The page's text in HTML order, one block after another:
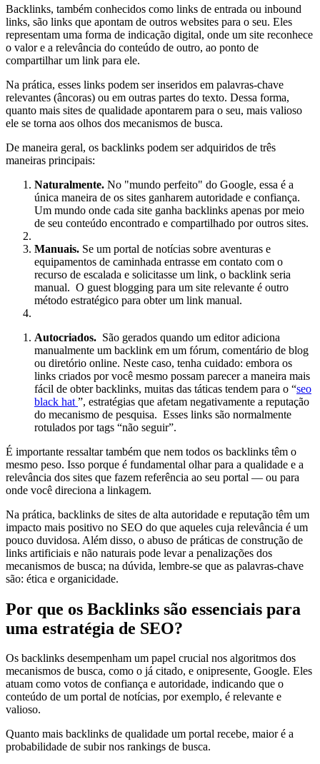
Backlinks, também conhecidos como links de entrada ou inbound
links, são links que apontam de outros websites para o seu. Eles
representam uma forma de indicação digital, onde um site reconhece
o valor e a relevância do conteúdo de outro, ao ponto de
compartilhar um link para ele.
Na prática, esses links podem ser inseridos em palavras-chave
relevantes (âncoras) ou em outras partes do texto. Dessa forma,
quanto mais sites de qualidade apontarem para o seu, mais valioso
ele se torna aos olhos dos mecanismos de busca.
De maneira geral, os backlinks podem ser adquiridos de três
maneiras principais:
Naturalmente. No "mundo perfeito" do Google, essa é a
única maneira de os sites ganharem autoridade e confiança.
Um mundo onde cada site ganha backlinks apenas por meio
de seu conteúdo encontrado e compartilhado por outros sites.
Manuais. Se um portal de notícias sobre aventuras e
equipamentos de caminhada entrasse em contato com o
recurso de escalada e solicitasse um link, o backlink seria
manual. O guest blogging para um site relevante é outro
método estratégico para obter um link manual.
Autocriados. São gerados quando um editor adiciona
manualmente um backlink em um fórum, comentário de blog
ou diretório online. Neste caso, tenha cuidado: embora os
links criados por você mesmo possam parecer a maneira mais
fácil de obter backlinks, muitas das táticas tendem para o “seo
black hat ”, estratégias que afetam negativamente a reputação
do mecanismo de pesquisa. Esses links são normalmente
rotulados por tags “não seguir”.
É importante ressaltar também que nem todos os backlinks têm o
mesmo peso. Isso porque é fundamental olhar para a qualidade e a
relevância dos sites que fazem referência ao seu portal — ou para
onde você direciona a linkagem.
Na prática, backlinks de sites de alta autoridade e reputação têm um
impacto mais positivo no SEO do que aqueles cuja relevância é um
pouco duvidosa. Além disso, o abuso de práticas de construção de
links artificiais e não naturais pode levar a penalizações dos
mecanismos de busca; na dúvida, lembre-se que as palavras-chave
são: ética e organicidade.
Por que os Backlinks são essenciais para
uma estratégia de SEO?
Os backlinks desempenham um papel crucial nos algoritmos dos
mecanismos de busca, como o já citado, e onipresente, Google. Eles
atuam como votos de confiança e autoridade, indicando que o
conteúdo de um portal de notícias, por exemplo, é relevante e
valioso.
Quanto mais backlinks de qualidade um portal recebe, maior é a
probabilidade de subir nos rankings de busca.